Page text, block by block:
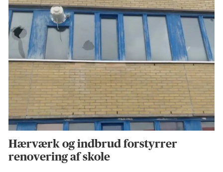
Hærværk og indbrud forstyrrer
renovering af skole